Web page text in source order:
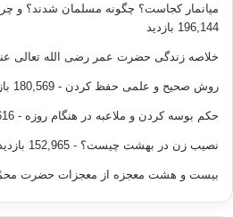
میانمار کجاست؟ چگونه مسلمان شدند؟ و
196,144 بازدید
خلاصه زندگی حضرت عمر رضی الله تعالی
روش صحیح و علمی حفظ کردن - 180,569 بازدید
حکم بوسه کردن و ملاعبه در هنگام روزه - 173,616 بازدید
نصیب زن در بهشت چیست؟ - 152,965 بازدید
بیست و هشت معجزه از معجزات حضرت